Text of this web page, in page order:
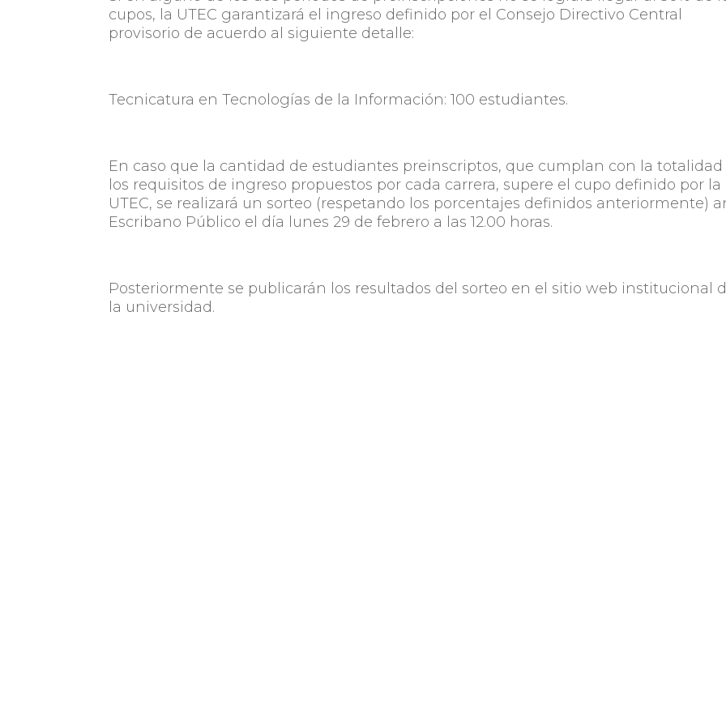
cupos, la UTEC garantizará el ingreso definido por el Consejo Directivo Central
provisorio de acuerdo al siguiente detalle:
Tecnicatura en Tecnologías de la Información: 100 estudiantes.
En caso que la cantidad de estudiantes preinscriptos, que cumplan con la totalidad
los requisitos de ingreso propuestos por cada carrera, supere el cupo definido por la
UTEC, se realizará un sorteo (respetando los porcentajes definidos anteriormente)
Escribano Público el día lunes 29 de febrero a las 12.00 horas.
Posteriormente se publicarán los resultados del sorteo en el sitio web institucional
la universidad.